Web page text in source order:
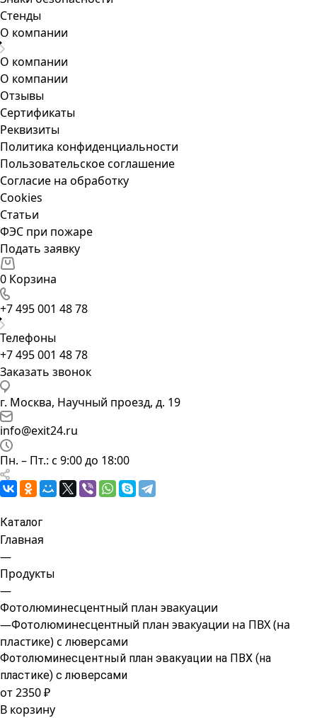
Стенды
О компании
О компании
О компании
Отзывы
Сертификаты
Реквизиты
Политика конфиденциальности
Пользовательское соглашение
Согласие на обработку
Cookies
Статьи
ФЭС при пожаре
Подать заявку
0 Корзина
+7 495 001 48 78
Телефоны
+7 495 001 48 78
Заказать звонок
г. Москва, Научный проезд, д. 19
info@exit24.ru
Пн. – Пт.: с 9:00 до 18:00
Каталог
Главная
—
Продукты
—
Фотолюминесцентный план эвакуации
—Фотолюминесцентный план эвакуации на ПВХ (на
пластике) с люверсами
Фотолюминесцентный план эвакуации на ПВХ (на
пластике) с люверсами
от 2350 ₽
В корзину